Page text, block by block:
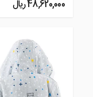
48,620,000 ريال